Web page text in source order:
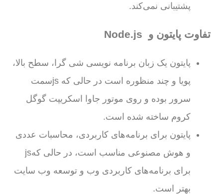
پشتیبانی نمی‌کند.
تفاوت پایتون و Node.js
پایتون یک زبان برنامه نویسی شی گرا، سطح بالا،
پویا و چند منظوره است در حالی که jsسمت
سرور بوده و روی موتور جاوا اسکریپت گوگل
کروم ساخته شده است.
پایتون برای برنامه‌های کاربردی، محاسبات عددی
و هوش مصنوعی مناسب است، در حالی کهjs
برای برنامه‌های کاربردی وب و توسعه وب سایت
بهتر است.